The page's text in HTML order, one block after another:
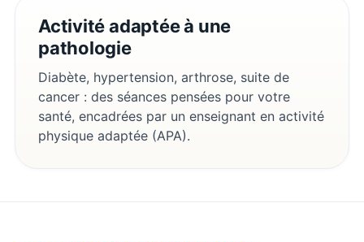
Activité adaptée à une
pathologie
Diabète, hypertension, arthrose, suite de
cancer : des séances pensées pour votre
santé, encadrées par un enseignant en activité
physique adaptée (APA).